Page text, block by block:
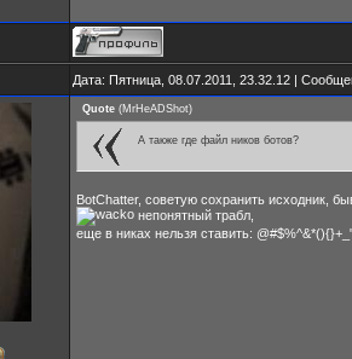
Дата: Пятница, 08.07.2011, 23.32.12 |
Quote (MrHeADShot)
А также где файл ников ботов?
BotChatter, советую сохранить исходник,
непонятный трабл,
еще в никах нельзя ставить: